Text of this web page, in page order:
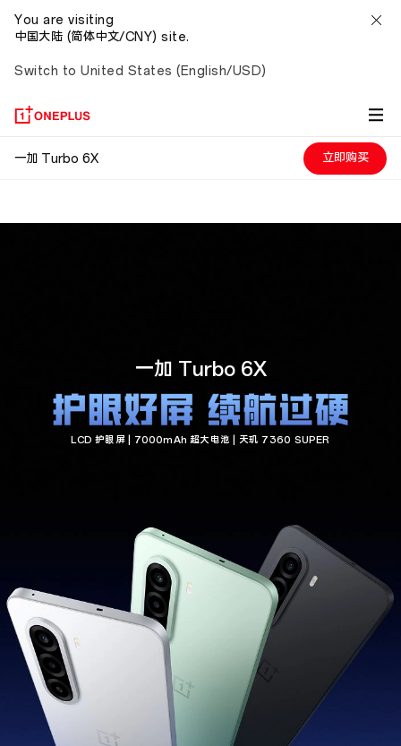
You are visiting
中国大陆 (简体中文/CNY) site.
Switch to United States (English/USD)
一
过
硬
一加 Turbo 6X 立即购买
一加 Turbo 6X
LCD 护眼屏 | 7000mAh 超大电池 | 天玑 7360 SUPER